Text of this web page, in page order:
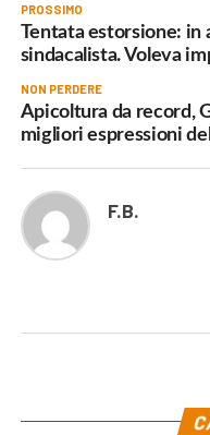
PROSSIMO
Tentata estorsione: in
sindacalista. Voleva
NON PERDERE
Apicoltura da record,
migliori espressioni
F.B.